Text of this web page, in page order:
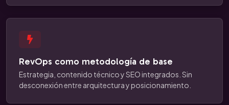
RevOps como metodología de base
Estrategia, contenido técnico y SEO integrados. Sin
desconexión entre arquitectura y posicionamiento.